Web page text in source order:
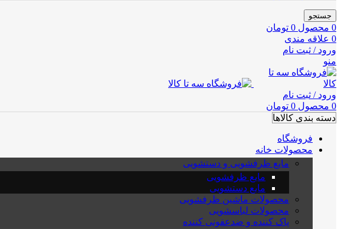
جستجو
0 محصول 0 تومان
0 علاقه مندی
ورود / ثبت نام
منو
ورود / ثبت نام
0 محصول 0 تومان
دسته بندی کالاها
فروشگاه
محصولات خانه
مایع ظرفشویی و دستشویی
مایع ظرفشویی
مایع دستشویی
محصولات ماشین ظرفشویی
محصولات لباسشویی
پاک کننده و ضدعفونی کننده